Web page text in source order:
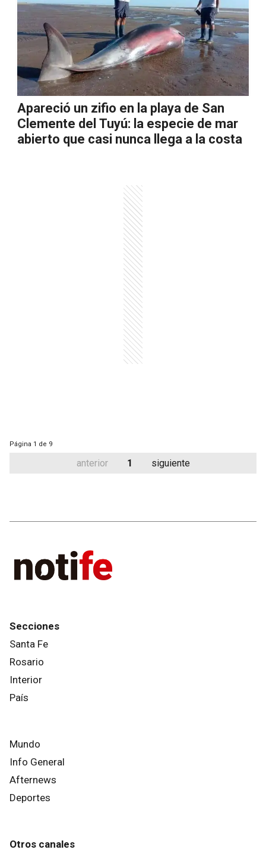
Apareció un zifio en la playa de San
Clemente del Tuyú: la especie de mar
abierto que casi nunca llega a la costa
Página 1 de 9
anterior 1 siguiente
Secciones
Santa Fe
Rosario
Interior
País
Mundo
Info General
Afternews
Deportes
Otros canales